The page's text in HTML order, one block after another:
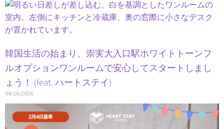
韓国生活の始まり、崇実大入口駅ホワイトトーンフ
ルオプションワンルームで安心してスタートしまし
ょう！ (feat. ハートステイ)
04/16/2026